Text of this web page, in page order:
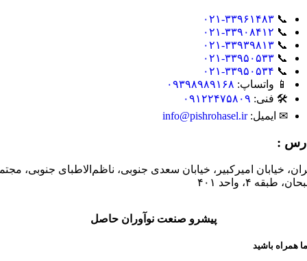
📞 ۰۲۱-۳۳۹۶۱۴۸۳
📞 ۰۲۱-۳۳۹۰۸۴۱۲
📞 ۰۲۱-۳۳۹۳۹۸۱۳
📞 ۰۲۱-۳۳۹۵۰۵۳۳
📞 ۰۲۱-۳۳۹۵۰۵۳۴
📱 واتساپ: ۰۹۳۹۸۹۸۹۱۶۸
🛠 فنی: ۰۹۱۲۲۴۷۵۸۰۹
✉ ایمیل:info@pishrohasel.ir
:
خیابان امیرکبیر، خیابان سعدی جنوبی، ناظم‌الاطبای جنوبی،
طبقه ۴، واحد ۴۰۱
پیشرو صنعت نوآوران حاصل
ما همراه باشید